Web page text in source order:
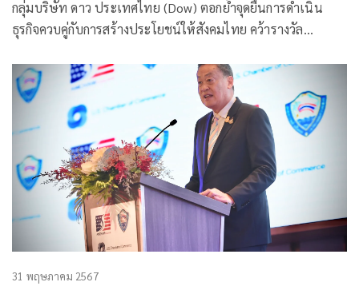
กลุ่มบริษัท ดาว ประเทศไทย (Dow) ตอกย้ำจุดยืนการดำเนิน
ธุรกิจควบคู่กับการสร้างประโยชน์ให้สังคมไทย คว้ารางวัล
2568 ระดับแพลตินัม (AMCHAM Corporate Social Impact
Awards 2025: Platinum Level)” จากหอการค้าอเมริกันใน
ประเทศไทย เป็นครั้งที่ 6 และเป็นปีที่ 15 ติดต่อกัน จากการทำ
กิจกรรมเพื่อสังคมในชุมชนและประเทศอย่างต่อเนื่อง
31 พฤษภาคม 2567